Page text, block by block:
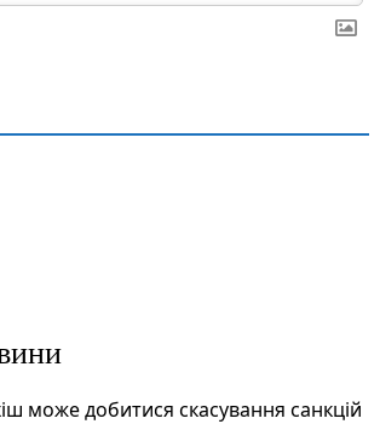
може добитися скасування санкцій